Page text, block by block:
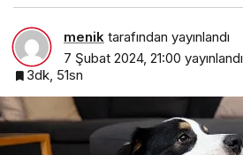
menik tarafından yayınlandı
7 Şubat 2024, 21:00 yayınlandı
3dk, 51sn